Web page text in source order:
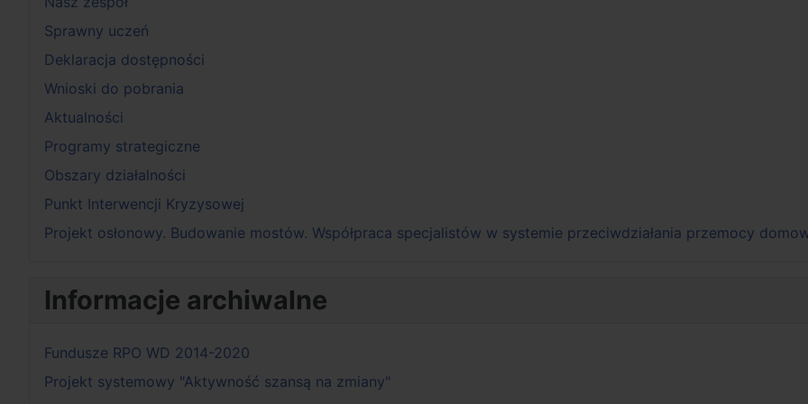
Sprawny uczeń
Deklaracja dostępności
Wnioski do pobrania
Aktualności
Programy strategiczne
Obszary działalności
Punkt Interwencji Kryzysowej
Projekt osłonowy. Budowanie mostów. Współpraca specjalistów w systemie przeciwdziałania przemocy
Informacje archiwalne
Fundusze RPO WD 2014-2020
Projekt systemowy "Aktywność szansą na zmiany"